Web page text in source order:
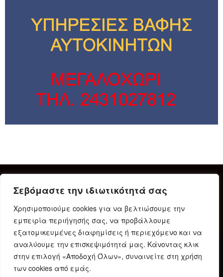
Σεβόμαστε την ιδιωτικότητά σας
Χρησιμοποιούμε cookies για να βελτιώσουμε την
εμπειρία περιήγησής σας, να προβάλλουμε
εξατομικευμένες διαφημίσεις ή περιεχόμενο και να
αναλύουμε την επισκεψιμότητά μας. Κάνοντας κλικ
στην επιλογή «Αποδοχή Όλων», συναινείτε στη χρήση
των cookies από εμάς.
Δήλωση Συμμόρφωσης Ταυτότητα
Όροι χρήσης
Πολιτική προστασίας προσωπικών δεδομένων